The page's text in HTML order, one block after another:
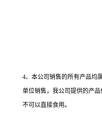
4、本公司销售的所有产品均
单位销售，我公司提供的产
不可以直接食用。